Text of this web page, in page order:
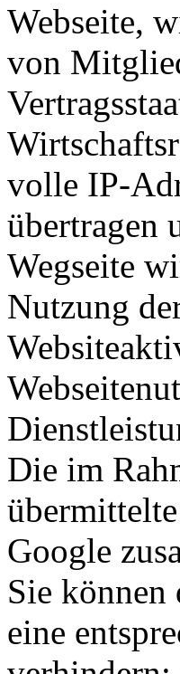
Webseite,
von
volle IP-
übertragen
Wegseite
Nutzung
Die im
Google
Sie können
eine